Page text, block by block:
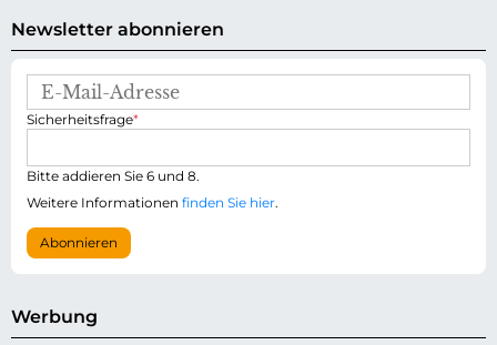
Newsletter abonnieren
M
l
-
d
r
s
e
P
i
c
h
t
f
d
Sicherheitsfrage*
Bitte addieren Sie 6 und 8.
Weitere Informationen finden Sie hier.
Abonnieren
Werbung